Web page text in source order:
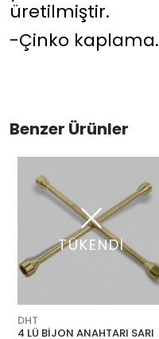
üretilmiştir.
-Çinko kaplama.
Benzer Ürünler
TÜKENDİ
DHT
4 LÜ BİJON ANAHTARI SARI